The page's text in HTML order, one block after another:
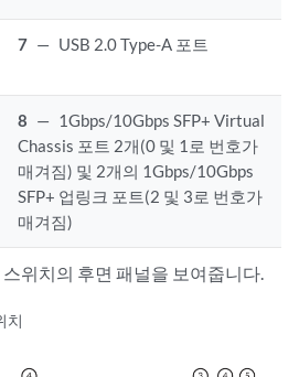
7 — USB 2.0 Type-A 포트
8 — 1Gbps/10Gbps SFP+ Virtual
Chassis 포트 2개(0 및 1로 번호가
매겨짐) 및 2개의 1Gbps/10Gbps
SFP+ 업링크 포트(2 및 3로 번호가
매겨짐)
위치의 후면 패널을 보여줍니다.
치